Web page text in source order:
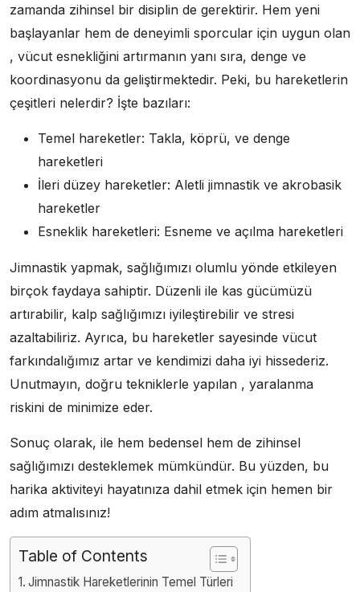
zamanda zihinsel bir disiplin de gerektirir. Hem yeni
başlayanlar hem de deneyimli sporcular için uygun olan
, vücut esnekliğini artırmanın yanı sıra, denge ve
koordinasyonu da geliştirmektedir. Peki, bu hareketlerin
çeşitleri nelerdir? İşte bazıları:
Temel hareketler: Takla, köprü, ve denge
hareketleri
İleri düzey hareketler: Aletli jimnastik ve akrobasik
hareketler
Esneklik hareketleri: Esneme ve açılma hareketleri
Jimnastik yapmak, sağlığımızı olumlu yönde etkileyen
birçok faydaya sahiptir. Düzenli ile kas gücümüzü
artırabilir, kalp sağlığımızı iyileştirebilir ve stresi
azaltabiliriz. Ayrıca, bu hareketler sayesinde vücut
farkındalığımız artar ve kendimizi daha iyi hissederiz.
Unutmayın, doğru tekniklerle yapılan , yaralanma
riskini de minimize eder.
Sonuç olarak, ile hem bedensel hem de zihinsel
sağlığımızı desteklemek mümkündür. Bu yüzden, bu
harika aktiviteyi hayatınıza dahil etmek için hemen bir
adım atmalısınız!
Table of Contents
Jimnastik Hareketlerinin Temel Türleri